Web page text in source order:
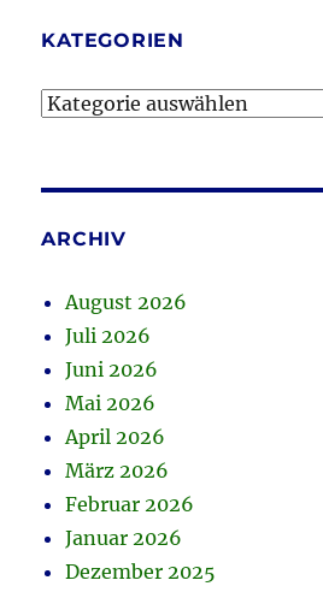
KATEGORIEN
Kategorien
ARCHIV
August 2026
Juli 2026
Juni 2026
Mai 2026
April 2026
März 2026
Februar 2026
Januar 2026
Dezember 2025